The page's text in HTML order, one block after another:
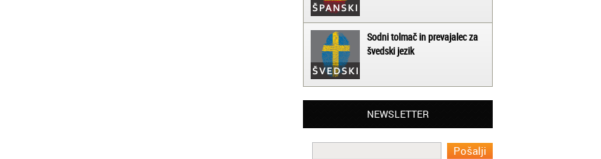
Sodni tolmač in prevajalec za
švedski jezik
NEWSLETTER
Matjaž iz Ajdovščine:
Lahko pohvalim vse zaposlene v Akademiji
Oxford, ker so resnično profesionalni in
prevajalske storitve opravljajo hitro in